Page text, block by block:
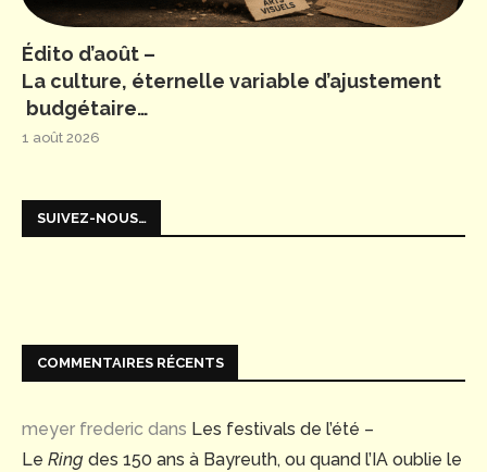
Édito d’août –
La culture, éternelle variable d’ajustement
budgétaire…
1 août 2026
SUIVEZ-NOUS…
COMMENTAIRES RÉCENTS
meyer frederic dans Les festivals de l’été –
Le Ring des 150 ans à Bayreuth, ou quand l’IA oublie le